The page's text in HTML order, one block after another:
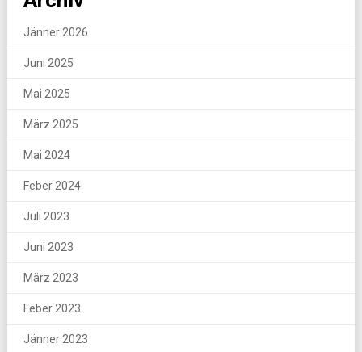
Jänner 2026
Juni 2025
Mai 2025
März 2025
Mai 2024
Feber 2024
Juli 2023
Juni 2023
März 2023
Feber 2023
Jänner 2023